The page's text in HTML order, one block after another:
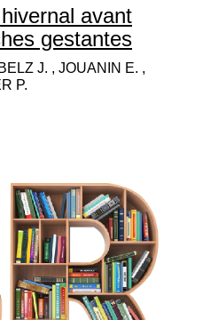
avant
gestantes
J. , JOUANIN E. ,
P.